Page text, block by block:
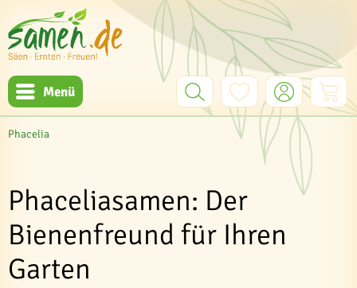
Menü
Phacelia
Phaceliasamen: Der
Bienenfreund für Ihren
Garten